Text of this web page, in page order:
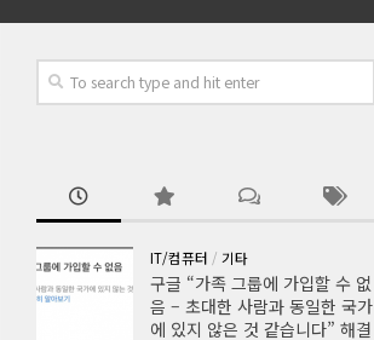
IT/컴퓨터 / 기타
구글 “가족 그룹에 가입할 수 없
음 – 초대한 사람과 동일한 국가
에 있지 않은 것 같습니다” 해결